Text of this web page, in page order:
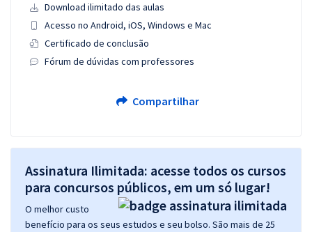
Download ilimitado das aulas
Acesso no Android, iOS, Windows e Mac
Certificado de conclusão
Fórum de dúvidas com professores
Compartilhar
Assinatura Ilimitada: acesse todos os cursos
para concursos públicos, em um só lugar!
O melhor custo
benefício para os seus estudos e seu bolso. São mais de 25